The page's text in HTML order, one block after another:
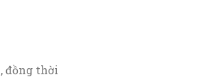
đồng thời